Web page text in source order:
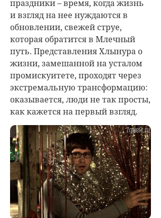
праздники – время, когда жизнь
и взгляд на нее нуждаются в
обновлении, свежей струе,
которая обратится в Млечный
путь. Представления Хлынура о
жизни, замешанной на усталом
промискуитете, проходят через
экстремальную трансформацию:
оказывается, люди не так просты,
как кажется на первый взгляд.